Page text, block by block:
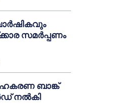
സമർപ്പണം
ബാങ്ക്
നൽകി